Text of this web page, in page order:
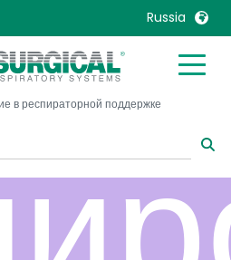
Russia
Kingdom
States
Français
Italia
Malaysia
Mexico
в респираторной поддержке